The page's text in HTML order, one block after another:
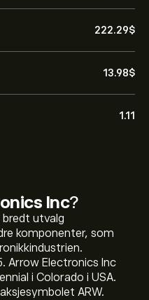
222.29‎$‎
13.98‎$‎
1.11
Inc?
utvalg
komponenter, som
Arrow Electronics Inc
i Colorado i USA.
ARW.